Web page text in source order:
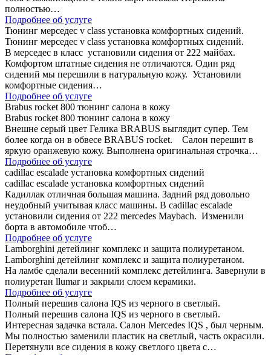
полностью…
Подробнее об услуге
Тюнинг мерседес v class установка комфортных сидений.
Тюнинг мерседес v class установка комфортных сидений.
В мерседес в класс установили сидения от 222 майбах.
Комфортом штатные сидения не отличаются. Один ряд
сидений мы перешили в натуральную кожу. Установили
комфортные сидения…
Подробнее об услуге
Brabus rocket 800 тюнинг салона в кожу
Brabus rocket 800 тюнинг салона в кожу
Внешне серый цвет Гелика BRABUS выглядит супер. Тем
более когда он в обвесе BRABUS rocket. Салон перешит в
яркую оранжевую кожу. Выполнена оригинальная строчка…
Подробнее об услуге
cadillac escalade установка комфортных сидений
cadillac escalade установка комфортных сидений
Кадиллак отличная большая машина. Задний ряд довольно
неудобный учитывая класс машины. В cadillac escalade
установили сидения от 222 mercedes Maybach. Изменили
борта в автомобиле чтоб…
Подробнее об услуге
Lamborghini детейлинг комплекс и защита полиуретаном.
Lamborghini детейлинг комплекс и защита полиуретаном.
На ламбе сделали весенний комплекс детейлинга. Завернули в
полиуретан llumar и закрыли слоем керамики.
Подробнее об услуге
Полный перешив салона IQS из черного в светлый.
Полный перешив салона IQS из черного в светлый.
Интересная задачка встала. Салон Mercedes IQS , был черным.
Мы полностью заменили пластик на светлый, часть окрасили.
Перетянули все сидения в кожу светлого цвета с…